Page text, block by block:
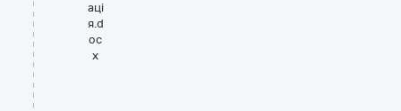
аці
я.d
oc
x